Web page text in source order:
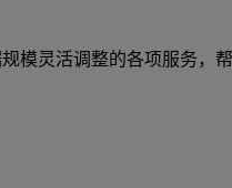
模灵活调整的各项服务，